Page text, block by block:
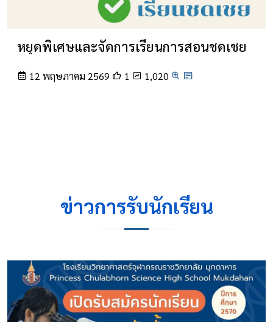
หยุดพิเศษและจัดการเรียนการสอนชดเชย
12 พฤษภาคม 2569 1 1,020
ข่าวการรับนักเรียน